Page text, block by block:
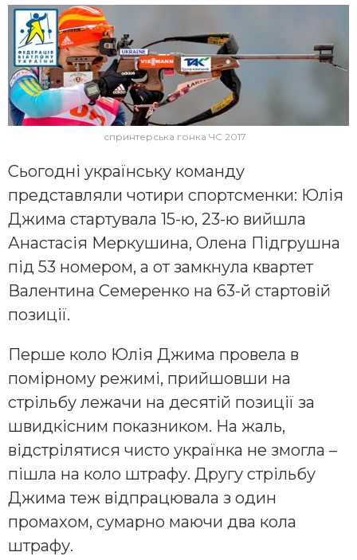
спринтерська гонка ЧС 2017
Сьогодні українську команду
представляли чотири спортсменки: Юлія
Джима стартувала 15-ю, 23-ю вийшла
Анастасія Меркушина, Олена Підгрушна
під 53 номером, а от замкнула квартет
Валентина Семеренко на 63-й стартовій
позиції.
Перше коло Юлія Джима провела в
помірному режимі, прийшовши на
стрільбу лежачи на десятій позиції за
швидкісним показником. На жаль,
відстрілятися чисто українка не змогла –
пішла на коло штрафу. Другу стрільбу
Джима теж відпрацювала з один
промахом, сумарно маючи два кола
штрафу.